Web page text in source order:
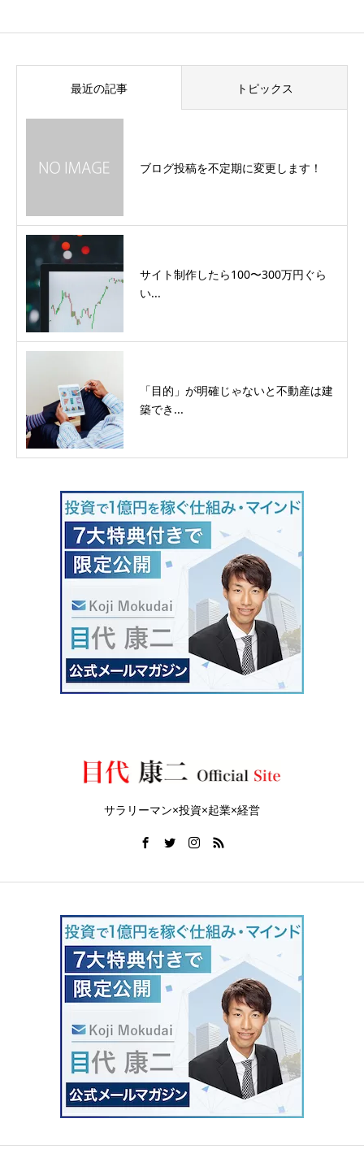
最近の記事 トピックス
ブログ投稿を不定期に変更します！
サイト制作したら100〜300万円ぐら
い...
「目的」が明確じゃないと不動産は建
築でき...
サラリーマン×投資×起業×経営